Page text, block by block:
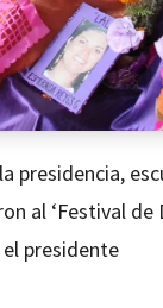
presidencia,
al ‘Festival de
el presidente